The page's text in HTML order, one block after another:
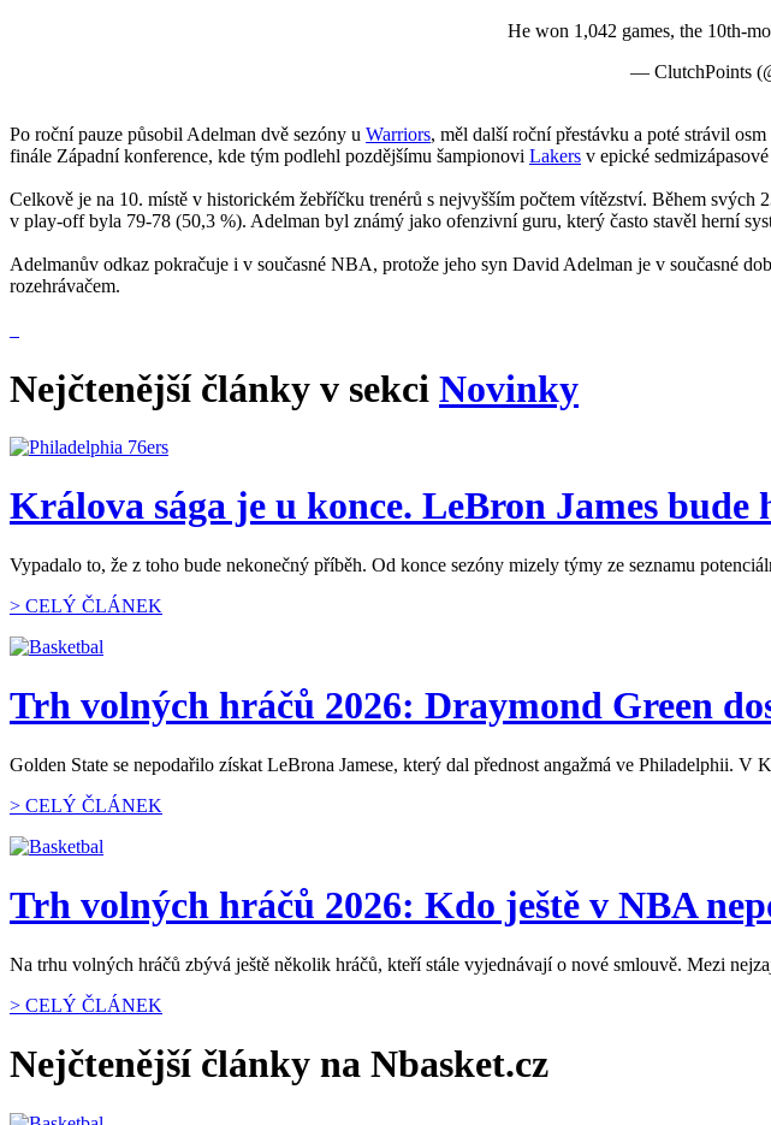
He won 1,042 games, the 10th-
— ClutchPoints
Po roční pauze působil Adelman dvě sezóny u Warriors, měl další roční přestávku a poté strávil osm
finále Západní konference, kde tým podlehl pozdějšímu šampionovi Lakers v epické
Celkově je na 10. místě v historickém žebříčku trenérů s nejvyšším počtem vítězství. Během
v play-off byla 79-78 (50,3 %). Adelman byl známý jako ofenzivní guru, který často stavěl herní
Adelmanův odkaz pokračuje i v současné NBA, protože jeho syn David Adelman je v současné
rozehrávačem.
Nejčtenější články v sekci Novinky
Králova sága je u konce. LeBron James bude
Vypadalo to, že z toho bude nekonečný příběh. Od konce sezóny mizely týmy ze seznamu
> CELÝ ČLÁNEK
Trh volných hráčů 2026: Draymond Green
Golden State se nepodařilo získat LeBrona Jamese, který dal přednost angažmá ve Philadelphii. V
> CELÝ ČLÁNEK
Trh volných hráčů 2026: Kdo ještě v NBA
Na trhu volných hráčů zbývá ještě několik hráčů, kteří stále vyjednávají o nové smlouvě. Mezi
> CELÝ ČLÁNEK
Nejčtenější články na Nbasket.cz